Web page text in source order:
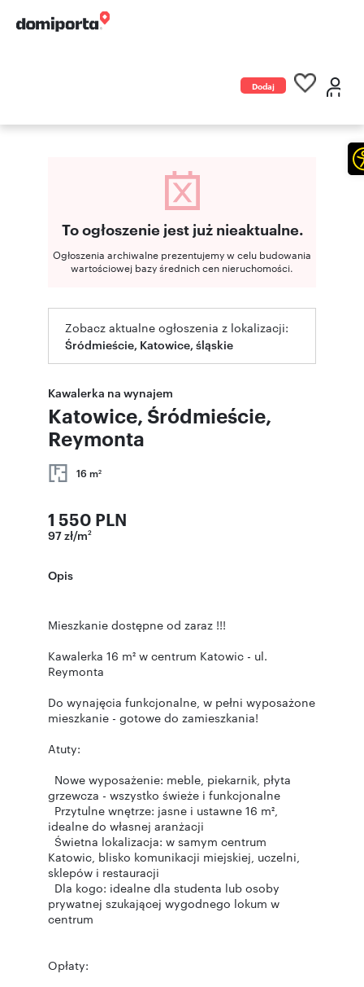
Dodaj
To ogłoszenie jest już nieaktualne.
Ogłoszenia archiwalne prezentujemy w celu budowania
wartościowej bazy średnich cen nieruchomości.
Zobacz aktualne ogłoszenia z lokalizacji:
Śródmieście, Katowice, śląskie
Kawalerka na wynajem
Katowice, Śródmieście,
Reymonta
16 m2
1 550 PLN
97 zł/m2
Opis
Mieszkanie dostępne od zaraz !!!
Kawalerka 16 m² w centrum Katowic - ul.
Reymonta
Do wynajęcia funkcjonalne, w pełni wyposażone
mieszkanie - gotowe do zamieszkania!
Atuty:
Nowe wyposażenie: meble, piekarnik, płyta
grzewcza - wszystko świeże i funkcjonalne
Przytulne wnętrze: jasne i ustawne 16 m²,
idealne do własnej aranżacji
Świetna lokalizacja: w samym centrum
Katowic, blisko komunikacji miejskiej, uczelni,
sklepów i restauracji
Dla kogo: idealne dla studenta lub osoby
prywatnej szukającej wygodnego lokum w
centrum
Opłaty: